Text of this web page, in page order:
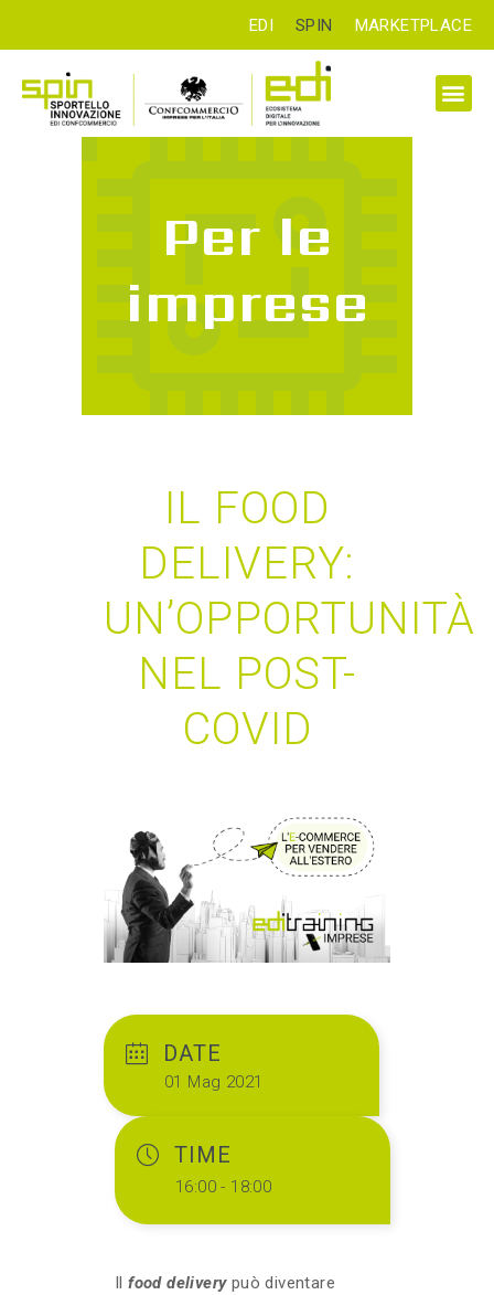
EDI SPIN MARKETPLACE
Per le
imprese
IL FOOD
DELIVERY:
UN’OPPORTUNITÀ
NEL POST-
COVID
DATE
01 Mag 2021
TIME
16:00 - 18:00
Ilfood deliverypuò diventare